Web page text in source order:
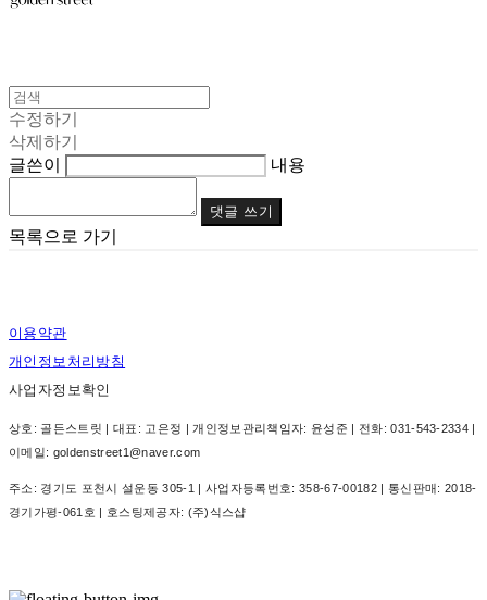
수정하기
삭제하기
글쓴이
내용
댓글 쓰기
목록으로 가기
이용약관
개인정보처리방침
사업자정보확인
상호: 골든스트릿 | 대표: 고은정 | 개인정보관리책임자: 윤성준 | 전화: 031-543-2334 |
이메일: goldenstreet1@naver.com
주소: 경기도 포천시 설운동 305-1 | 사업자등록번호: 358-67-00182| 통신판매: 2018-
경기가평-061호 | 호스팅제공자: (주)식스샵